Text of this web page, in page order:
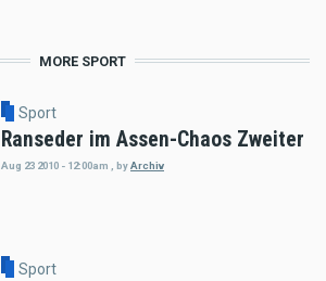
MORE SPORT
Sport
Ranseder im Assen-Chaos Zweiter
Aug 23 2010 - 12:00am , byArchiv
Sport